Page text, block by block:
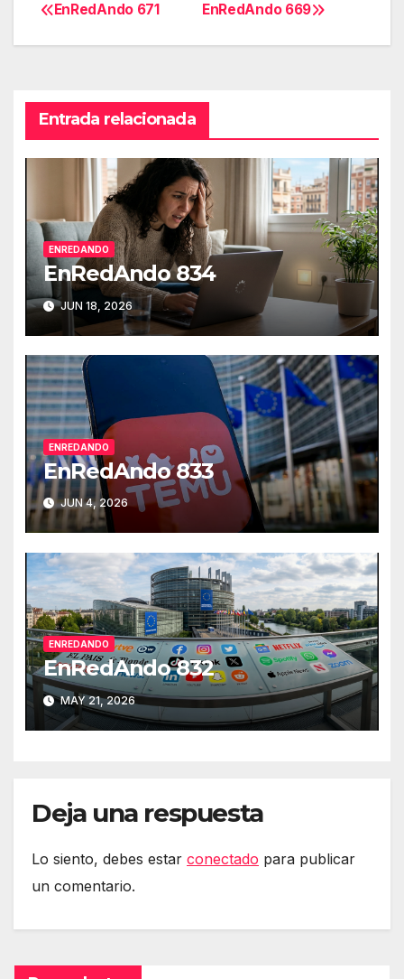
Navegación
de
entradas
EnRedAndo 669
EnRedAndo 671
Entrada relacionada
ENREDANDO
EnRedAndo 834
JUN 18, 2026
ENREDANDO
EnRedAndo 833
JUN 4, 2026
ENREDANDO
EnRedAndo 832
MAY 21, 2026
Deja una respuesta
Lo siento, debes estar conectado para publicar
un comentario.